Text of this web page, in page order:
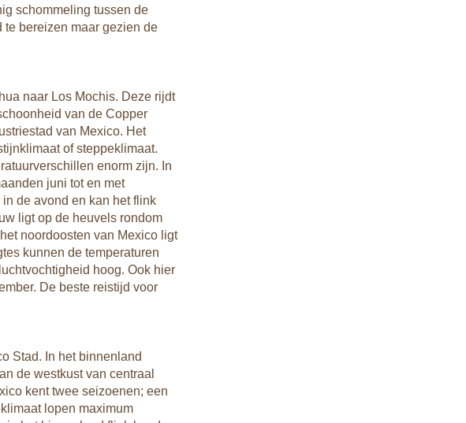
schommeling tussen de
bereizen maar gezien de
naar Los Mochis. Deze rijdt
van de Copper
van Mexico. Het
of steppeklimaat.
enorm zijn. In
juni tot en met
de avond en kan het flink
ligt op de heuvels rondom
noordoosten van Mexico ligt
kunnen de temperaturen
hoog. Ook hier
De beste reistijd voor
Stad. In het binnenland
de westkust van centraal
kent twee seizoenen; een
lopen maximum